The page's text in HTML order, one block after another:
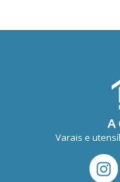
Varais e